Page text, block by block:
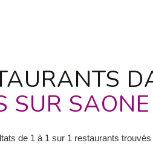
SUR SAONE
de 1 à 1 sur 1 restaurants trouvés